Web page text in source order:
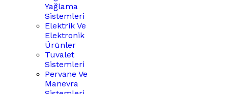
Yağlama
Sistemleri
Elektrik Ve
Elektronik
Ürünler
Tuvalet
Sistemleri
Pervane Ve
Manevra